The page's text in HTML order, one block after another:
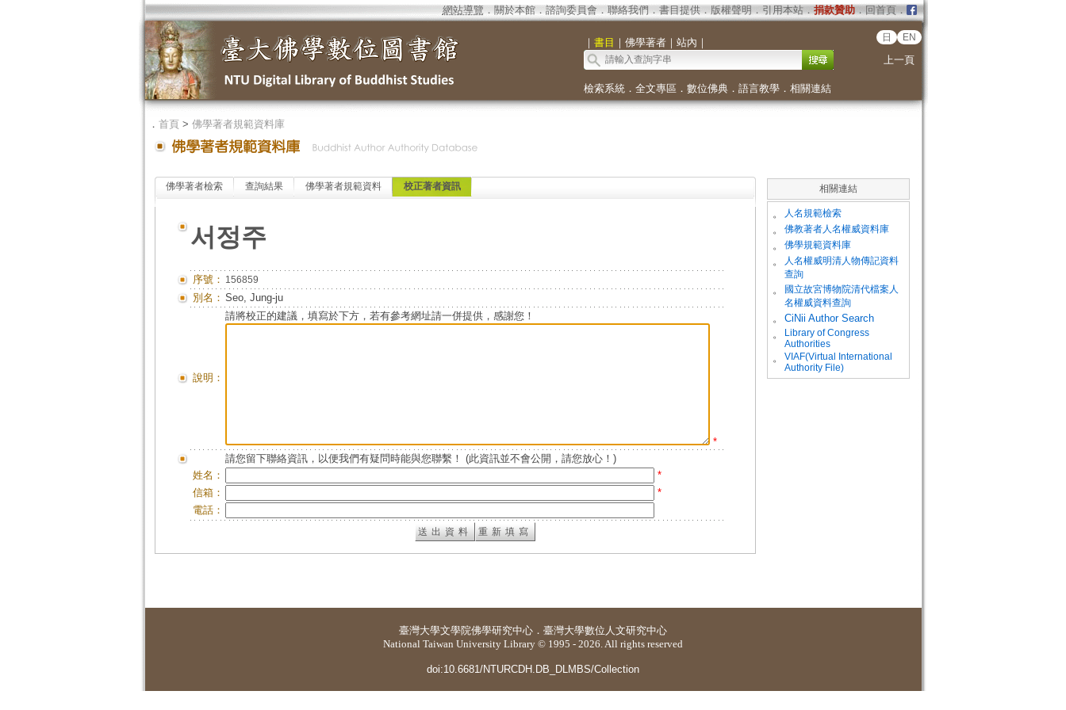
網站導覽 ． 關於本館． 諮詢委員會． 聯絡我們 ． 書目提供． 版權聲明 ． 引用本站． 捐款贊助．回首頁．
｜ 書目 ｜ 佛學著者｜ 站內 ｜ 日 EN
上一頁
檢索系統． 全文專區 ． 數位佛典． 語言教學． 相關連結
． 首頁> 佛學著者規範資料庫
佛學著者檢索 查詢結果 佛學著者規範資料 校正著者資訊
서정주
序號： 156859
別名： Seo, Jung-ju
說明：
請將校正的建議，填寫於下方，若有參考網址請一併提供，感謝您！
*
請您留下聯絡資訊，以便我們有疑問時能與您聯繫！ (此資訊並不會公開，請您放心！)
姓名：
*
信箱：
*
電話：
相關連結
。 人名規範檢索
。 佛教著者人名權威資料庫
。 佛學規範資料庫
。
人名權威明清人物傳記資料
查詢
。
國立故宮博物院清代檔案人
名權威資料查詢
。
CiNii Author Search
。
Library of Congress
Authorities
。
VIAF(Virtual International
Authority File)
臺灣大學文學院佛學研究中心 ． 臺灣大學數位人文研究中心
National Taiwan University Library © 1995 - 2026. All rights reserved
doi:10.6681/NTURCDH.DB_DLMBS/Collection